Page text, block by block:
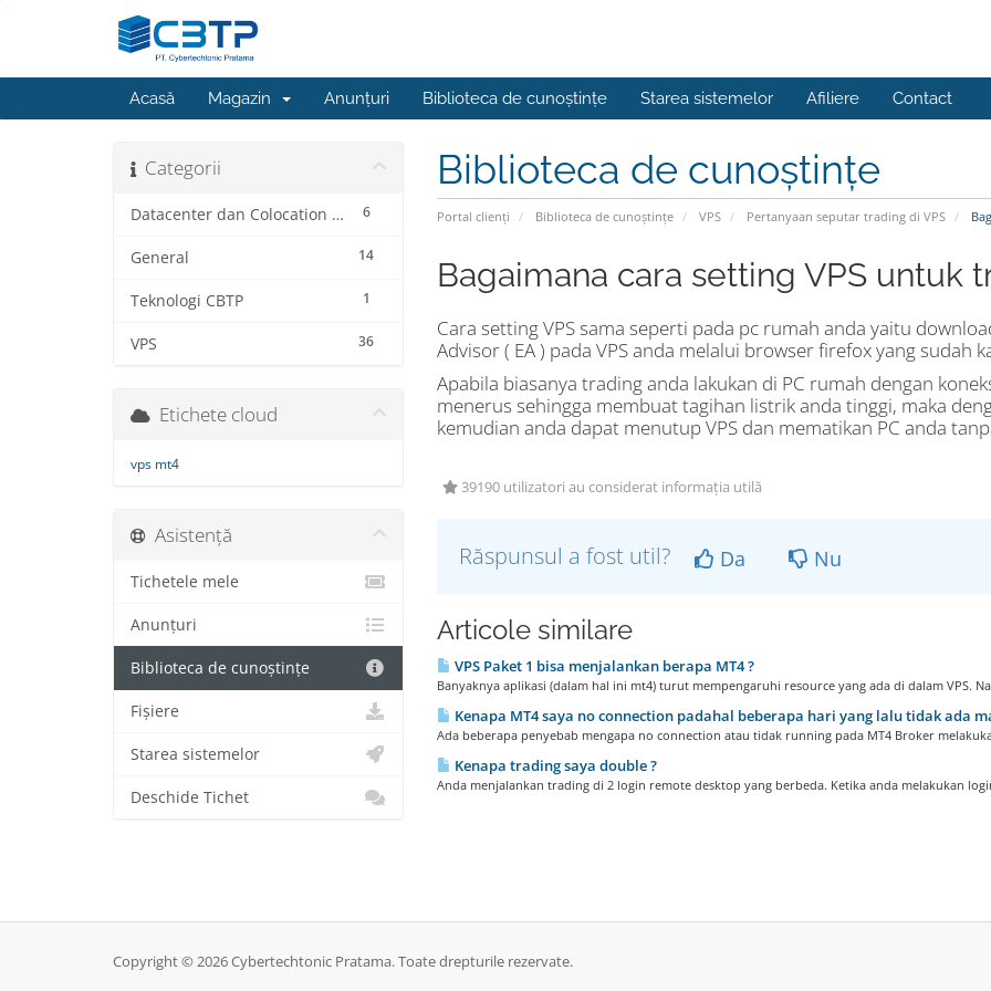
Acasă Magazin Anunțuri Biblioteca de cunoștințe Starea sistemelor Afiliere Contact
Biblioteca de cunoștințe
Portal clienți Biblioteca de cunoștințe VPS Pertanyaan seputar trading di VPS
Categorii
6
Datacenter dan Colocation Service
14
General
1
Teknologi CBTP
36
VPS
Bagaimana cara setting VPS untuk
Cara setting VPS sama seperti pada pc rumah anda yaitu
Advisor ( EA ) pada VPS anda melalui browser firefox yang sudah
Apabila biasanya trading anda lakukan di PC rumah dengan
menerus sehingga membuat tagihan listrik anda tinggi, maka
kemudian anda dapat menutup VPS dan mematikan PC anda
39190 utilizatori au considerat informația utilă
Răspunsul a fost util? Da Nu
Articole similare
VPS Paket 1 bisa menjalankan berapa MT4 ?
Banyaknya aplikasi (dalam hal ini mt4) turut mempengaruhi resource yang ada di dalam VPS.
Kenapa MT4 saya no connection padahal beberapa hari yang lalu tidak ada
Ada beberapa penyebab mengapa no connection atau tidak running pada MT4 Broker
Kenapa trading saya double ?
Anda menjalankan trading di 2 login remote desktop yang berbeda. Ketika anda melakukan
Etichete cloud
vps mt4
Asistență
Tichetele mele
Anunțuri
Biblioteca de cunoștințe
Fișiere
Starea sistemelor
Deschide Tichet
Copyright © 2026 Cybertechtonic Pratama. Toate drepturile rezervate.